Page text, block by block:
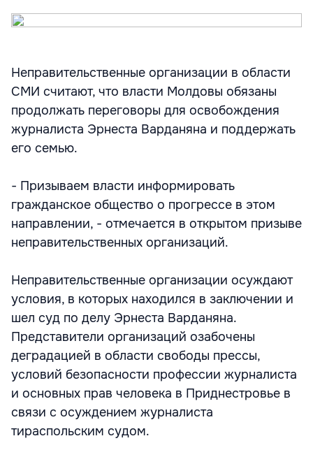
Неправительственные организации в области
СМИ считают, что власти Молдовы обязаны
продолжать переговоры для освобождения
журналиста Эрнеста Варданяна и поддержать
его семью.
- Призываем власти информировать
гражданское общество о прогрессе в этом
направлении, - отмечается в открытом призыве
неправительственных организаций.
Неправительственные организации осуждают
условия, в которых находился в заключении и
шел суд по делу Эрнеста Варданяна.
Представители организаций озабочены
деградацией в области свободы прессы,
условий безопасности профессии журналиста
и основных прав человека в Приднестровье в
связи с осуждением журналиста
тираспольским судом.